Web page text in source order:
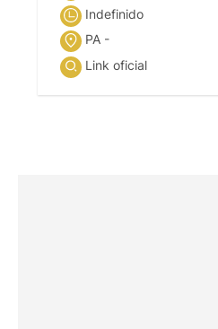
Indefinido
PA -
Link oficial